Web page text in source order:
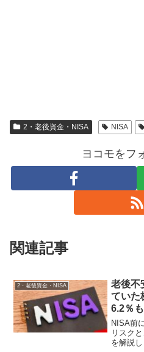
2・老後資金・NISA NISA
ヨコモをフ
関連記事
2・老後資金・NISA
老後不
ていた
6.2％
定
NISA前
リスク
を解説し